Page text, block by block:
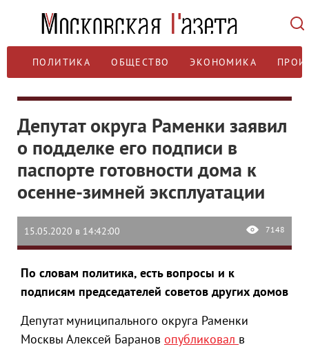
ПОЛИТИКА ОБЩЕСТВО ЭКОНОМИКА
Депутат округа Раменки заявил
о подделке его подписи в
паспорте готовности дома к
осенне-зимней эксплуатации
15.05.2020 в 14:42:00 7148
По словам политика, есть вопросы и к
подписям председателей советов других домов
Депутат муниципального округа Раменки
Москвы Алексей Баранов опубликовал в